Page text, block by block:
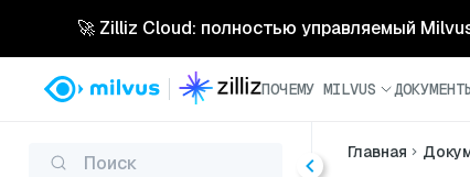
🚀 Zilliz Cloud: полностью управляемый
ПОЧЕМУ MILVUS
Поиск Главная